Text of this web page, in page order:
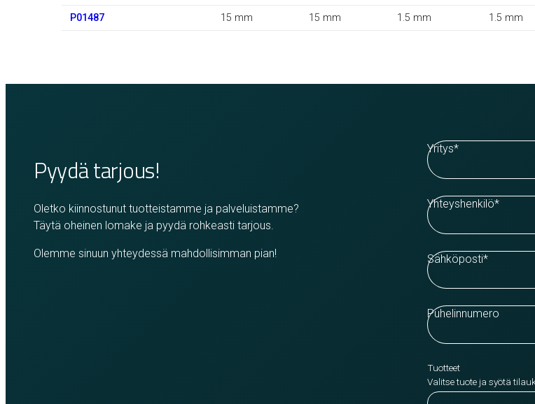
P01487 15 mm 15 mm 1.5 mm 1.5 mm
Pyydä tarjous!
Oletko kiinnostunut tuotteistamme ja palveluistamme?
Täytä oheinen lomake ja pyydä rohkeasti tarjous.
Olemme sinuun yhteydessä mahdollisimman pian!
Yritys*
Yhteyshenkilö*
Sähköposti*
Puhelinnumero
Tuotteet
Valitse tuote ja syötä